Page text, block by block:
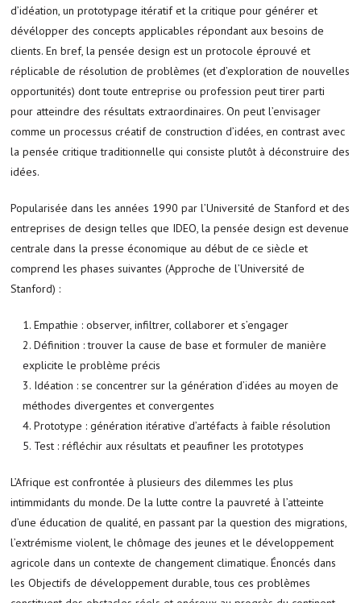
d’idéation, un prototypage itératif et la critique pour générer et
dévélopper des concepts applicables répondant aux besoins de
clients. En bref, la pensée design est un protocole éprouvé et
réplicable de résolution de problèmes (et d’exploration de nouvelles
opportunités) dont toute entreprise ou profession peut tirer parti
pour atteindre des résultats extraordinaires. On peut l’envisager
comme un processus créatif de construction d’idées, en contrast avec
la pensée critique traditionnelle qui consiste plutôt à déconstruire des
idées.
Popularisée dans les années 1990 par l’Université de Stanford et des
entreprises de design telles que IDEO, la pensée design est devenue
centrale dans la presse économique au début de ce siècle et
comprend les phases suivantes (Approche de l’Université de
Stanford) :
Empathie : observer, infiltrer, collaborer et s’engager
Définition : trouver la cause de base et formuler de manière
explicite le problème précis
Idéation : se concentrer sur la génération d’idées au moyen de
méthodes divergentes et convergentes
Prototype : génération itérative d’artéfacts à faible résolution
Test : réfléchir aux résultats et peaufiner les prototypes
L’Afrique est confrontée à plusieurs des dilemmes les plus
intimmidants du monde. De la lutte contre la pauvreté à l’atteinte
d’une éducation de qualité, en passant par la question des migrations,
l’extrémisme violent, le chômage des jeunes et le développement
agricole dans un contexte de changement climatique. Énoncés dans
les Objectifs de développement durable, tous ces problèmes